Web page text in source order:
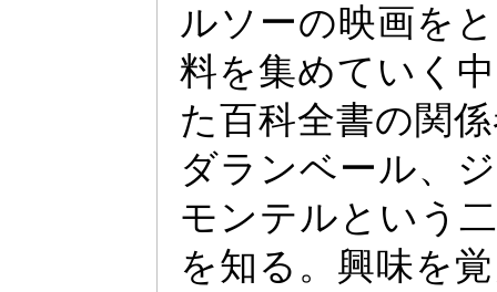
ルソーの映画を
料を集めていく
た百科全書の関
ダランベール、ジ
モンテルという
を知る。興味を